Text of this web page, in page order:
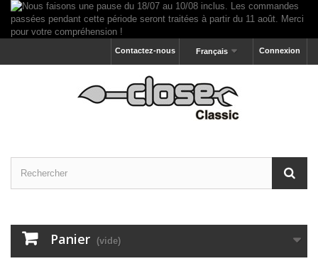
Connexion
Français
Contactez-nous
Panier (vide)